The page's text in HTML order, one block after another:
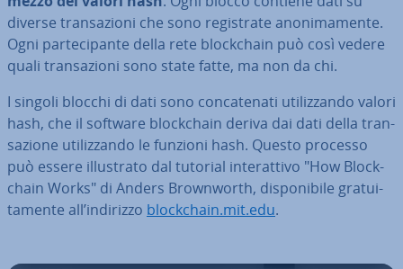
diverse tran­sa­zio­ni che sono re­gi­stra­te ano­ni­ma­men­te.
Ogni par­te­ci­pan­te della rete bloc­k­chain può così vedere
quali tran­sa­zio­ni sono state fatte, ma non da chi.
I singoli blocchi di dati sono con­ca­te­na­ti uti­liz­zan­do valori
hash, che il software bloc­k­chain deriva dai dati della tran­
sa­zio­ne uti­liz­zan­do le funzioni hash. Questo processo
può essere il­lu­stra­to dal tutorial in­te­rat­ti­vo "How Bloc­k­
chain Works" di Anders Bro­w­n­worth, di­spo­ni­bi­le gra­tui­
ta­men­te all’indirizzo bloc­k­chain.mit.edu.